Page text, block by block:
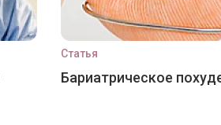
Статья
Бариатрическое